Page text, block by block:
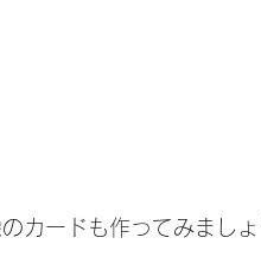
カードも作ってみましょ